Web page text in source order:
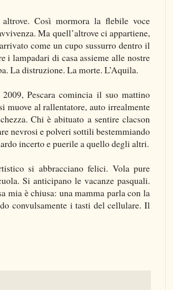
Così mormora la flebile voce
Ma quell’altrove ci appartiene,
come un cupo sussurro dentro il
i lampadari di casa assieme alle nostre
La distruzione. La morte. L’Aquila.
Pescara comincia il suo mattino
muove al rallentatore, auto irrealmente
Chi è abituato a sentire clacson
nevrosi e polveri sottili bestemmiando
incerto e puerile a quello degli altri.
si abbracciano felici. Vola pure
Si anticipano le vacanze pasquali.
mia è chiusa: una mamma parla con la
convulsamente i tasti del cellulare. Il